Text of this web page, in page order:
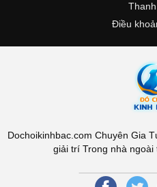
Điều
Dochoikinhbac.com Chuyên Gia
giải trí Trong nhà ngoài